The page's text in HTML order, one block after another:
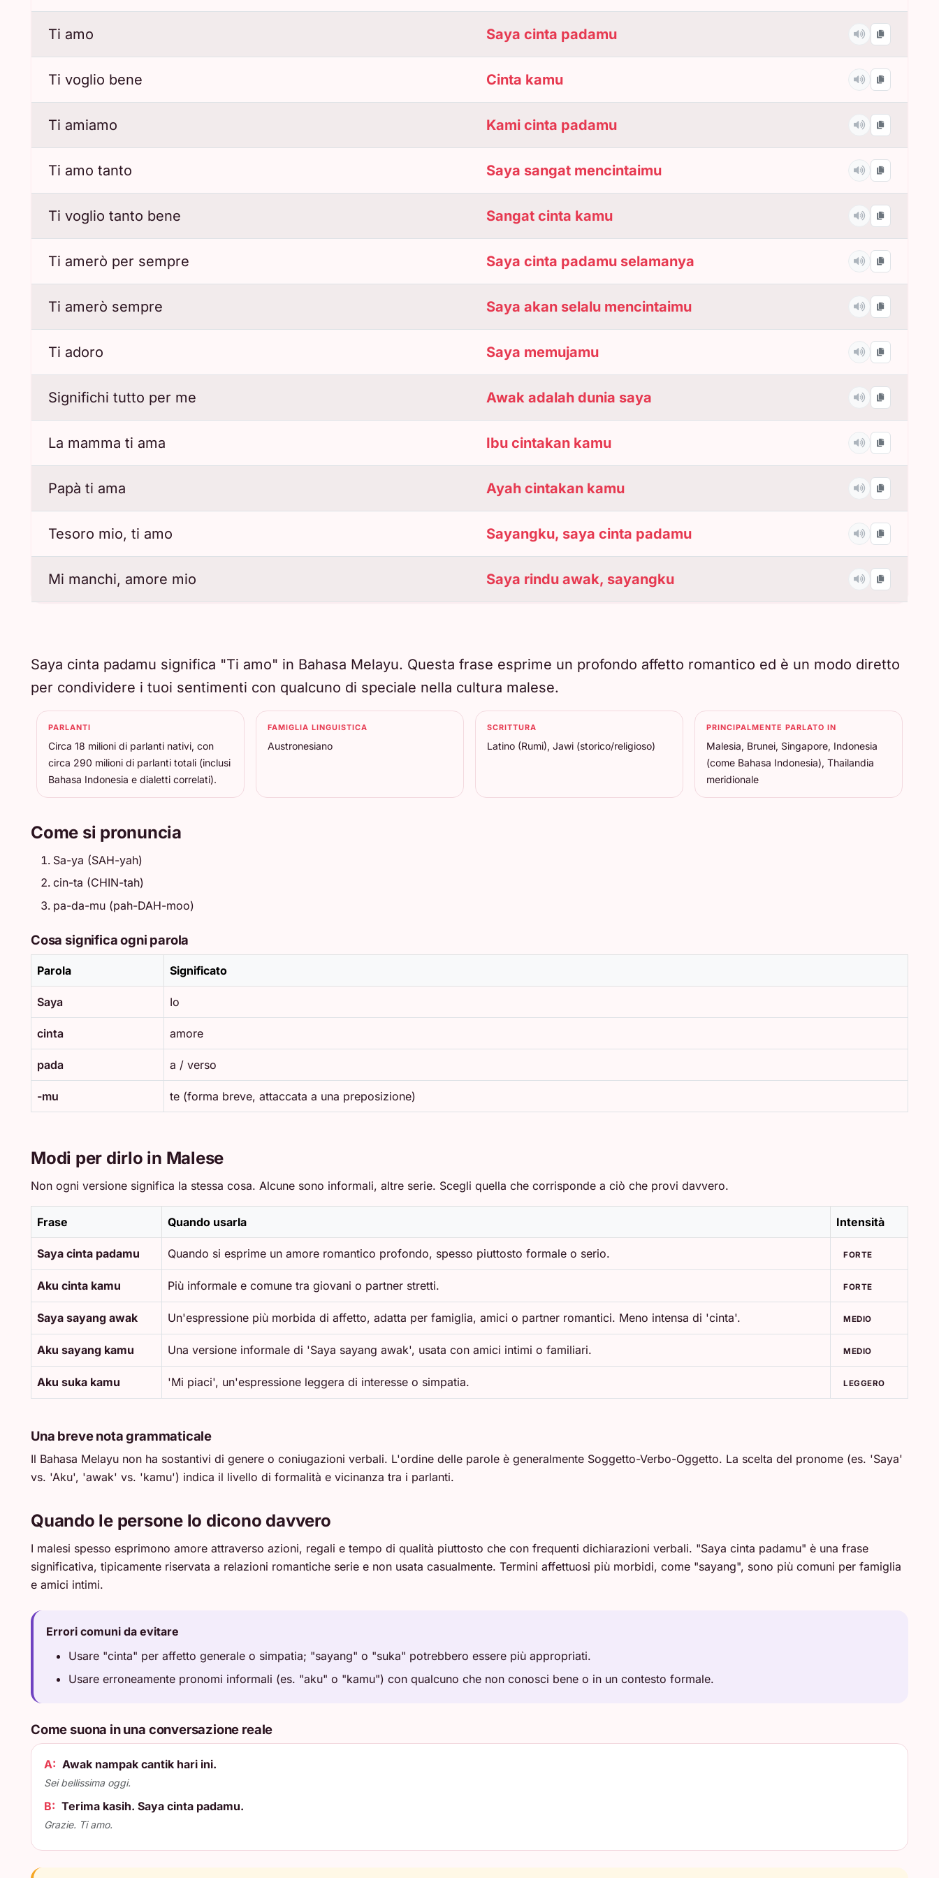
Ti amo Saya cinta padamu
Ti voglio bene Cinta kamu
Ti amiamo Kami cinta padamu
Ti amo tanto Saya sangat mencintaimu
Ti voglio tanto bene Sangat cinta kamu
Ti amerò per sempre Saya cinta padamu selamanya
Ti amerò sempre Saya akan selalu mencintaimu
Ti adoro Saya memujamu
Significhi tutto per me Awak adalah dunia saya
La mamma ti ama Ibu cintakan kamu
Papà ti ama Ayah cintakan kamu
Tesoro mio, ti amo Sayangku, saya cinta padamu
Mi manchi, amore mio Saya rindu awak, sayangku
Saya cinta padamu significa "Ti amo" in Bahasa Melayu. Questa frase esprime un profondo affetto romantico ed è un modo diretto
per condividere i tuoi sentimenti con qualcuno di speciale nella cultura malese.
PARLANTI
Circa 18 milioni di parlanti nativi, con
circa 290 milioni di parlanti totali (inclusi
Bahasa Indonesia e dialetti correlati).
FAMIGLIA LINGUISTICA
Austronesiano
SCRITTURA
Latino (Rumi), Jawi (storico/religioso)
PRINCIPALMENTE PARLATO IN
Malesia, Brunei, Singapore, Indonesia
(come Bahasa Indonesia), Thailandia
meridionale
Come si pronuncia
Sa-ya (SAH-yah)
cin-ta (CHIN-tah)
pa-da-mu (pah-DAH-moo)
Cosa significa ogni parola
Parola Significato
Saya Io
cinta amore
pada a / verso
-mu te (forma breve, attaccata a una preposizione)
Modi per dirlo in Malese
Non ogni versione significa la stessa cosa. Alcune sono informali, altre serie. Scegli quella che corrisponde a ciò che provi davvero.
Frase Quando usarla Intensità
Saya cinta padamu Quando si esprime un amore romantico profondo, spesso piuttosto formale o serio. FORTE
Aku cinta kamu Più informale e comune tra giovani o partner stretti. FORTE
Saya sayang awak Un'espressione più morbida di affetto, adatta per famiglia, amici o partner romantici. Meno intensa di 'cinta'. MEDIO
Aku sayang kamu Una versione informale di 'Saya sayang awak', usata con amici intimi o familiari. MEDIO
Aku suka kamu 'Mi piaci', un'espressione leggera di interesse o simpatia. LEGGERO
Una breve nota grammaticale
Il Bahasa Melayu non ha sostantivi di genere o coniugazioni verbali. L'ordine delle parole è generalmente Soggetto-Verbo-Oggetto. La scelta del pronome (es. 'Saya'
vs. 'Aku', 'awak' vs. 'kamu') indica il livello di formalità e vicinanza tra i parlanti.
Quando le persone lo dicono davvero
I malesi spesso esprimono amore attraverso azioni, regali e tempo di qualità piuttosto che con frequenti dichiarazioni verbali. "Saya cinta padamu" è una frase
significativa, tipicamente riservata a relazioni romantiche serie e non usata casualmente. Termini affettuosi più morbidi, come "sayang", sono più comuni per famiglia
e amici intimi.
Errori comuni da evitare
Usare "cinta" per affetto generale o simpatia; "sayang" o "suka" potrebbero essere più appropriati.
Usare erroneamente pronomi informali (es. "aku" o "kamu") con qualcuno che non conosci bene o in un contesto formale.
Come suona in una conversazione reale
A: Awak nampak cantik hari ini.
Sei bellissima oggi.
B: Terima kasih. Saya cinta padamu.
Grazie. Ti amo.